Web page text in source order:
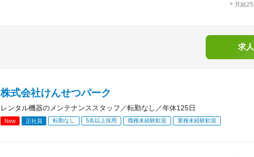
＊月給
求
株式会社けんせつパーク
レンタル機器のメンテナンススタッフ／転勤なし／年休125日
New 正社員 転勤なし 5名以上採用 職種未経験歓迎 業種未経験歓迎